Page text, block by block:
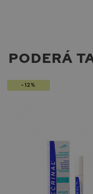
PODERÁ
-12%